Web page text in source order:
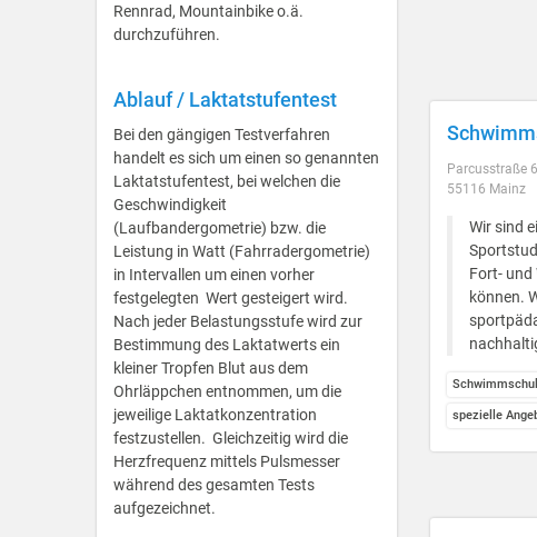
Rennrad, Mountainbike o.ä.
durchzuführen.
Ablauf / Laktatstufentest
Bei den gängigen Testverfahren
handelt es sich um einen so genannten
Laktatstufentest, bei welchen die
Geschwindigkeit
(Laufbandergometrie) bzw. die
Leistung in Watt (Fahrradergometrie)
in Intervallen um einen vorher
festgelegten Wert gesteigert wird.
Nach jeder Belastungsstufe wird zur
Bestimmung des Laktatwerts ein
kleiner Tropfen Blut aus dem
Ohrläppchen entnommen, um die
jeweilige Laktatkonzentration
festzustellen. Gleichzeitig wird die
Herzfrequenz mittels Pulsmesser
während des gesamten Tests
aufgezeichnet.
Parcusstraße 6
55116 Mainz
Wir sind
Fort- und
können.
spezielle